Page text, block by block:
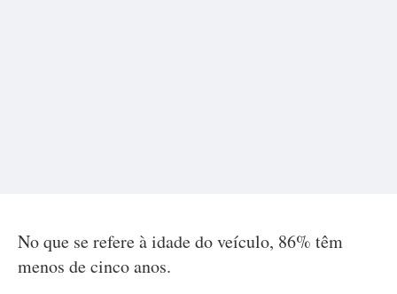
No que se refere à idade do veículo, 86% têm
menos de cinco anos.